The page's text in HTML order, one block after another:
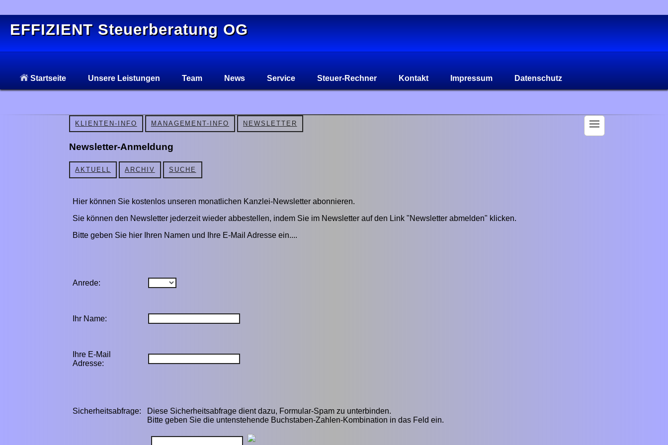
EFFIZIENT Steuerberatung OG
Startseite Unsere Leistungen Team News Service Steuer-Rechner Kontakt Impressum Datenschutz
KLIENTEN-INFO MANAGEMENT-INFO NEWSLETTER
Newsletter-Anmeldung
AKTUELL ARCHIV SUCHE
Hier können Sie kostenlos unseren monatlichen Kanzlei-Newsletter abonnieren.
Sie können den Newsletter jederzeit wieder abbestellen, indem Sie im Newsletter auf den Link "Newsletter abmelden" klicken.
Bitte geben Sie hier Ihren Namen und Ihre E-Mail Adresse ein....
Anrede:
Ihr Name:
Ihre E-Mail
Adresse:
Sicherheitsabfrage:
Diese Sicherheitsabfrage dient dazu, Formular-Spam zu unterbinden.
Bitte geben Sie die untenstehende Buchstaben-Zahlen-Kombination in das Feld ein.